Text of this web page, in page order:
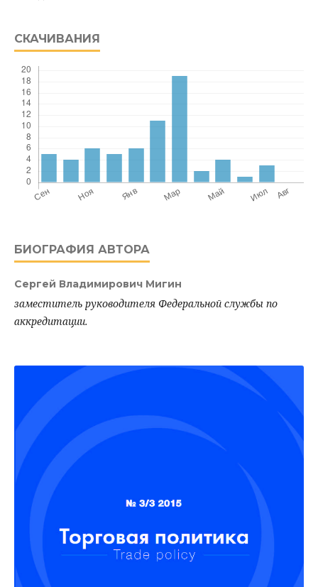
СКАЧИВАНИЯ
БИОГРАФИЯ АВТОРА
Сергей Владимирович Мигин
заместитель руководителя Федеральной службы по
аккредитации.